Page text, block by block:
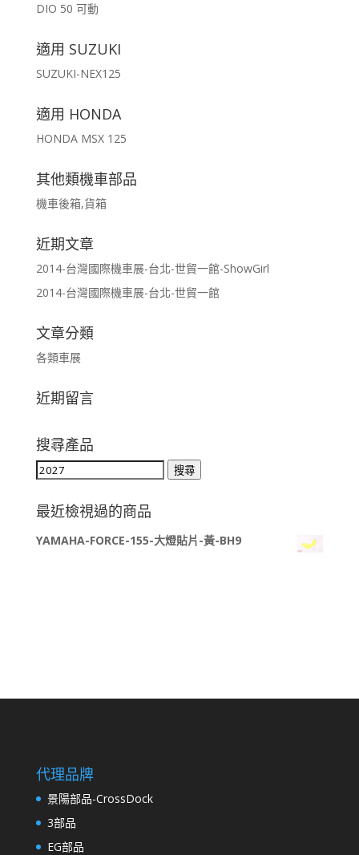
DIO 50 可動
適用 SUZUKI
SUZUKI-NEX125
適用 HONDA
HONDA MSX 125
其他類機車部品
機車後箱,貨箱
近期文章
2014-台灣國際機車展-台北-世貿一館-ShowGirl
2014-台灣國際機車展-台北-世貿一館
文章分類
各類車展
近期留言
搜尋產品
搜
關
字:
搜尋
最近檢視過的商品
YAMAHA-FORCE-155-大燈貼片-黃-BH9
代理品牌
景陽部品-CrossDock
3部品
EG部品